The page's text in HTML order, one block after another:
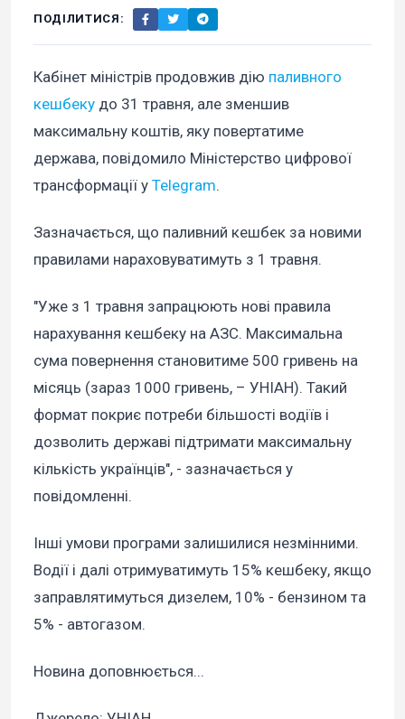
ПОДІЛИТИСЯ:
Кабінет міністрів продовжив дію паливного
кешбеку до 31 травня, але зменшив
максимальну коштів, яку повертатиме
держава, повідомило Міністерство цифрової
трансформації у Telegram.
Зазначається, що паливний кешбек за новими
правилами нараховуватимуть з 1 травня.
"Уже з 1 травня запрацюють нові правила
нарахування кешбеку на АЗС. Максимальна
сума повернення становитиме 500 гривень на
місяць (зараз 1000 гривень, – УНІАН). Такий
формат покриє потреби більшості водіїв і
дозволить державі підтримати максимальну
кількість українців", - зазначається у
повідомленні.
Інші умови програми залишилися незмінними.
Водії і далі отримуватимуть 15% кешбеку, якщо
заправлятимуться дизелем, 10% - бензином та
5% - автогазом.
Новина доповнюється...